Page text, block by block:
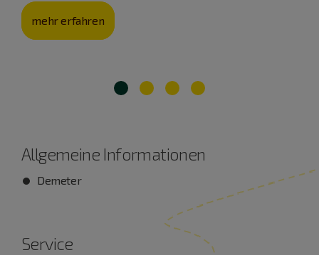
mehr erfahren
Allgemeine Informationen
Demeter
Service